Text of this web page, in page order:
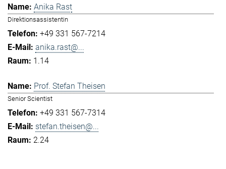
Anika Rast
Direktionsassistentin
+49 331 567-7214
anika.rast@...
1.14
Prof. Stefan Theisen
Senior Scientist
+49 331 567-7314
stefan.theisen@...
2.24